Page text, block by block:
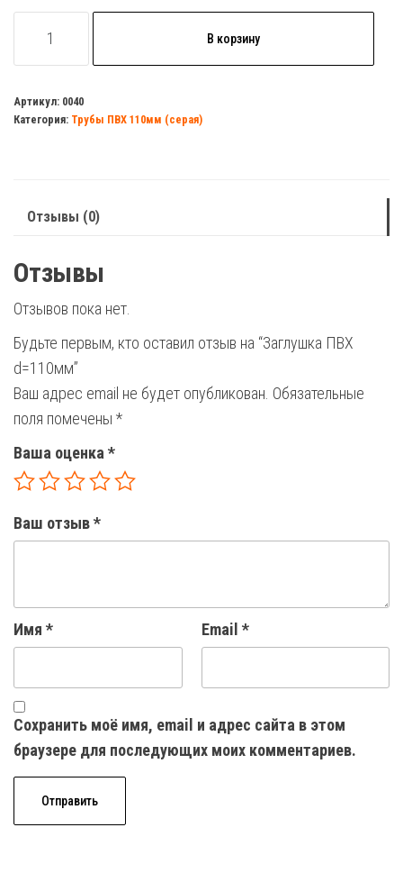
товара
ПВХ
d=110мм
В корзину
Артикул: 0040
Категория: Трубы ПВХ 110мм (серая)
Отзывы (0)
Отзывы
Отзывов пока нет.
Будьте первым, кто оставил отзыв на “Заглушка ПВХ
d=110мм”
Ваш адрес email не будет опубликован. Обязательные
поля помечены *
Ваша оценка *
Ваш отзыв*
Имя * Email *
Сохранить моё имя, email и адрес сайта в этом
браузере для последующих моих комментариев.